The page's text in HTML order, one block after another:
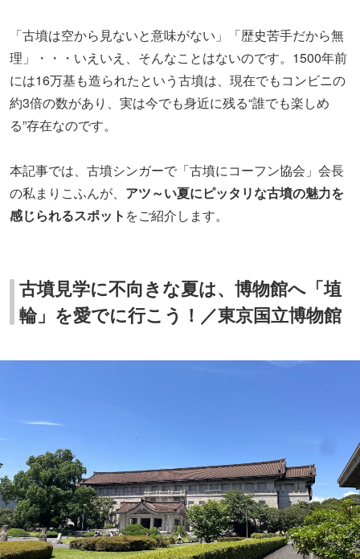
「古墳は空から見ないと意味がない」「歴史苦手だから無
理」・・・いえいえ、そんなことはないのです。1500年前
には16万基も造られたという古墳は、現在でもコンビニの
約3倍の数があり、実は今でも身近に残る“誰でも楽しめ
る”存在なのです。
本記事では、古墳シンガーで「古墳にコーフン協会」会長
の私まりこふんが、 アツ～い夏にピッタリな古墳の魅力を
感じられるスポット をご紹介します。
古墳見学に不向きな夏は、博物館へ「埴
輪」を愛でに行こう！／東京国立博物館